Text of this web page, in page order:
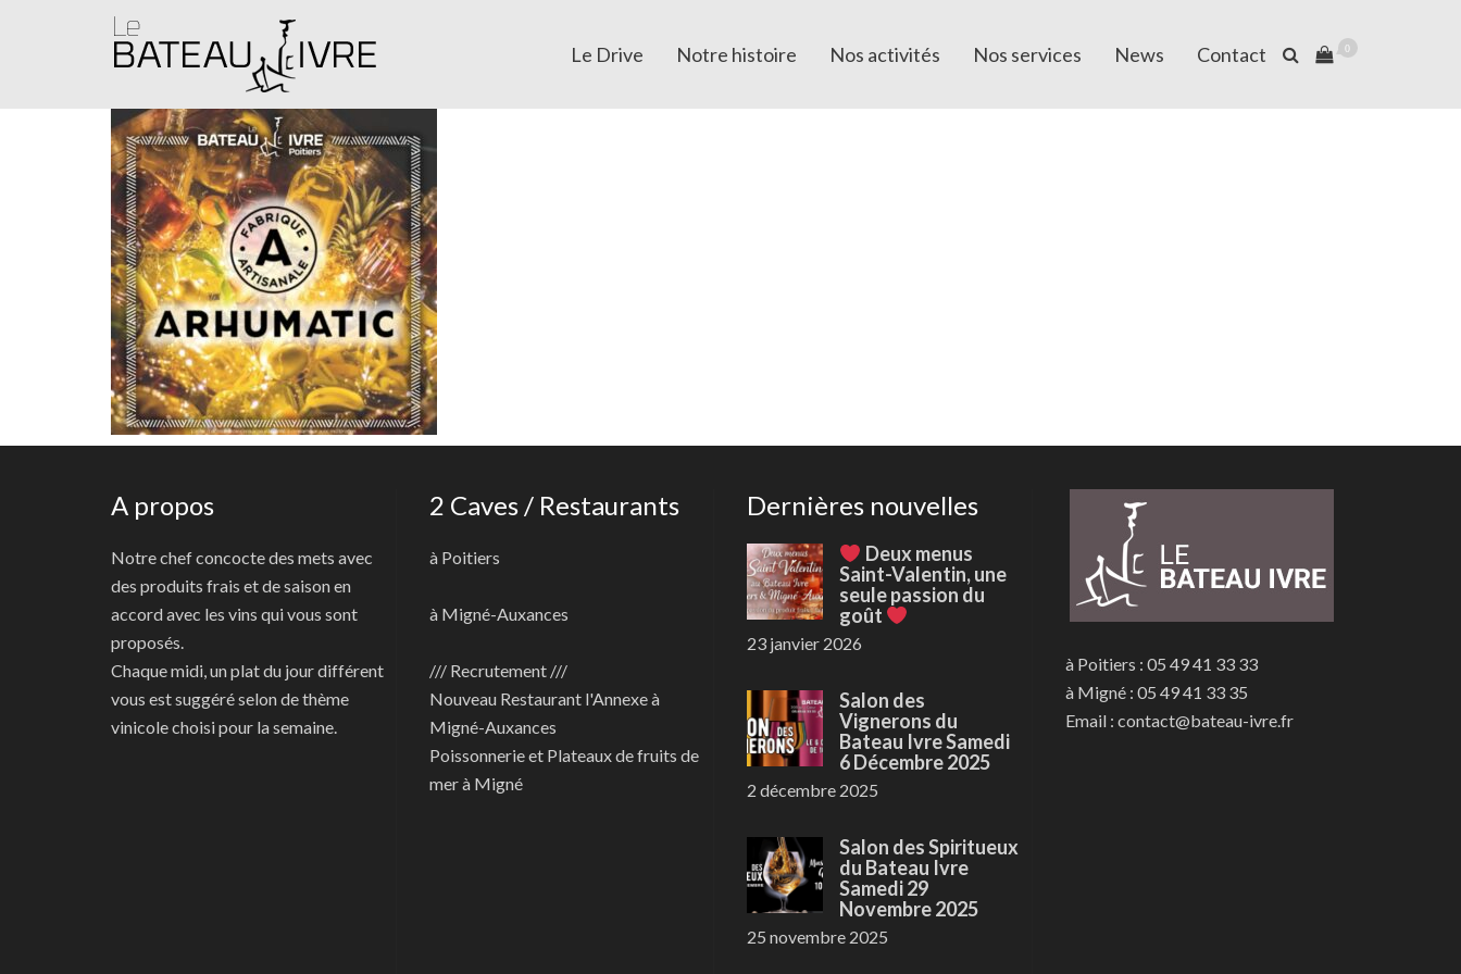
Le Drive Notre histoire Nos activités Nos services News Contact 0
A propos
Notre chef concocte des mets avec
des produits frais et de saison en
accord avec les vins qui vous sont
proposés.
Chaque midi, un plat du jour différent
vous est suggéré selon de thème
vinicole choisi pour la semaine.
2 Caves / Restaurants
à Poitiers
à Migné-Auxances
/// Recrutement ///
Nouveau Restaurant l'Annexe à
Migné-Auxances
Poissonnerie et Plateaux de fruits de
mer à Migné
Dernières nouvelles
Deux menus
Saint-Valentin, une
seule passion du
goût
23 janvier 2026
Salon des
Vignerons du
Bateau Ivre Samedi
6 Décembre 2025
2 décembre 2025
Salon des Spiritueux
du Bateau Ivre
Samedi 29
Novembre 2025
25 novembre 2025
à Poitiers : 05 49 41 33 33
à Migné : 05 49 41 33 35
Email : contact@bateau-ivre.fr